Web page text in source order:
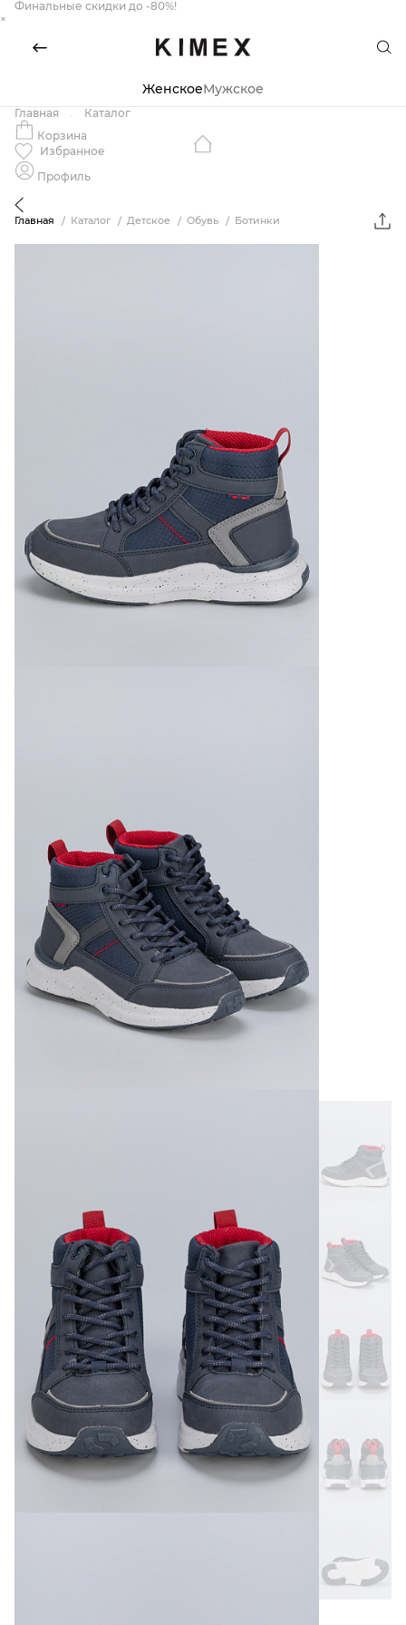
Финальные скидки до -80%!
×
ЖенскоеМужское
Главная
Каталог
Корзина
Избранное
Профиль
Главная Каталог Детское Обувь Ботинки